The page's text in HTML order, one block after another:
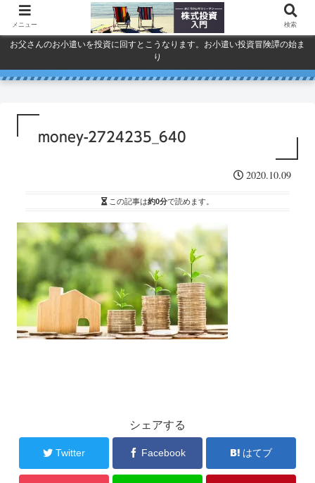
お父さんのお小遣いを投資に回すとこうなります。お小遣い投資冒険譚の始ま
り
money-2724235_640
2020.10.09
この記事は約0分で読めます。
シェアする
Twitter Facebook はてブ
メニュー 検索